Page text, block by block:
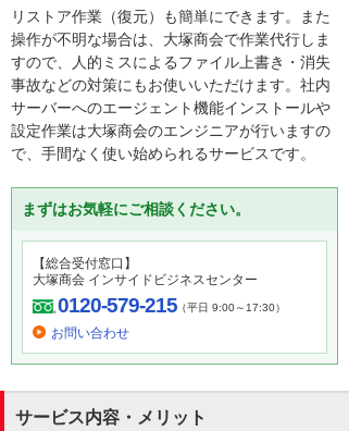
リストア作業（復元）も簡単にできます。また
操作が不明な場合は、大塚商会で作業代行しま
すので、人的ミスによるファイル上書き・消失
事故などの対策にもお使いいただけます。社内
サーバーへのエージェント機能インストールや
設定作業は大塚商会のエンジニアが行いますの
で、手間なく使い始められるサービスです。
まずはお気軽にご相談ください。
【総合受付窓口】
大塚商会 インサイドビジネスセンター
0120-579-215（平日 9:00～17:30）
お問い合わせ
サービス内容・メリット